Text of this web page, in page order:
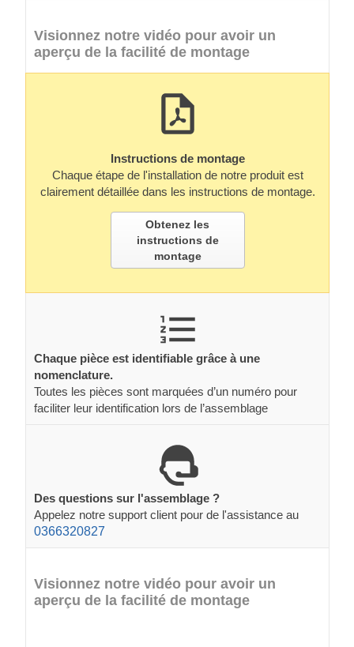
Visionnez notre vidéo pour avoir un
aperçu de la facilité de montage
Instructions de montage
Chaque étape de l'installation de notre produit est
clairement détaillée dans les instructions de montage.
Obtenez les
instructions de
montage
Chaque pièce est identifiable grâce à une
nomenclature.
Toutes les pièces sont marquées d’un numéro pour
faciliter leur identification lors de l’assemblage
Des questions sur l'assemblage ?
Appelez notre support client pour de l'assistance au
0366320827
Visionnez notre vidéo pour avoir un
aperçu de la facilité de montage